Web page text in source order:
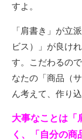
すよ。
「肩書き」が立
ビス）」が良け
す。こだわるの
なたの「商品（
ん考えて、作り
大事なことは「
く、「自分の